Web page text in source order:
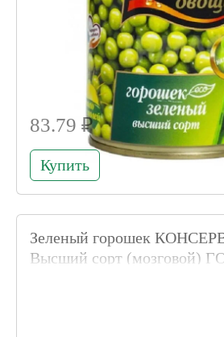
83.79 ₽
Купить
Зеленый горошек
Высший сорт (мозговой)